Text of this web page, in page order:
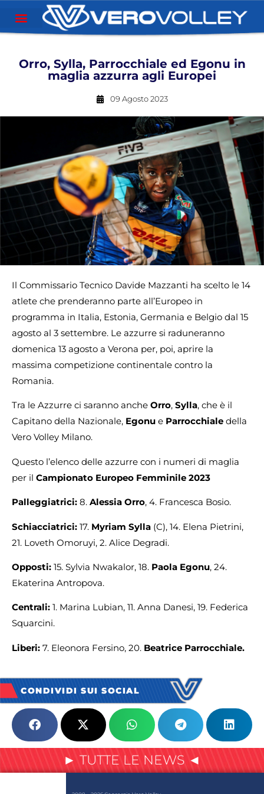
Orro, Sylla, Parrocchiale ed Egonu in
maglia azzurra agli Europei
09 Agosto 2023
Il Commissario Tecnico Davide Mazzanti ha scelto le 14
atlete che prenderanno parte all’Europeo in
programma in Italia, Estonia, Germania e Belgio dal 15
agosto al 3 settembre. Le azzurre si raduneranno
domenica 13 agosto a Verona per, poi, aprire la
massima competizione continentale contro la
Romania.
Tra le Azzurre ci saranno anche Orro, Sylla, che è il
Capitano della Nazionale, Egonu e Parrocchiale della
Vero Volley Milano.
Questo l’elenco delle azzurre con i numeri di maglia
per il Campionato Europeo Femminile 2023
Palleggiatrici: 8. Alessia Orro, 4. Francesca Bosio.
Schiacciatrici: 17. Myriam Sylla (C), 14. Elena Pietrini,
21. Loveth Omoruyi, 2. Alice Degradi.
Opposti: 15. Sylvia Nwakalor, 18. Paola Egonu, 24.
Ekaterina Antropova.
Centrali: 1. Marina Lubian, 11. Anna Danesi, 19. Federica
Squarcini.
Liberi: 7. Eleonora Fersino, 20. Beatrice Parrocchiale.
CONDIVIDI SUI SOCIAL
► TUTTE LE NEWS ◄